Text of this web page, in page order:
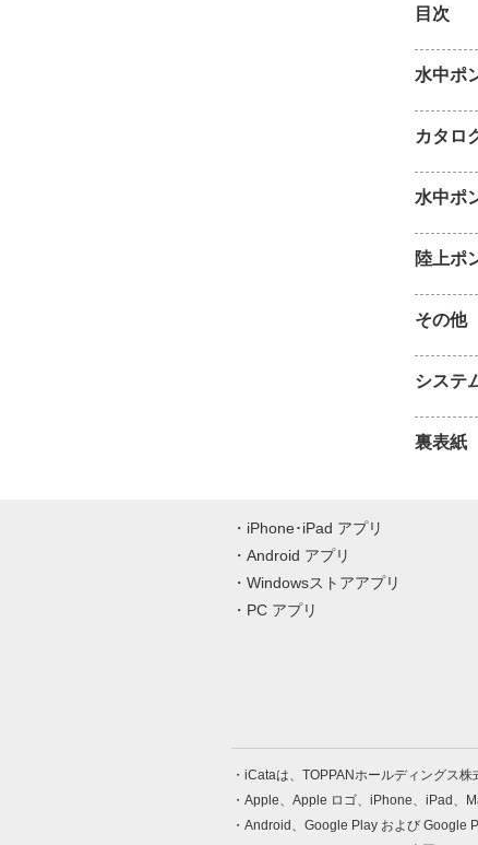
目次
水中ポ
カタロ
水中ポ
陸上ポ
その他
システ
裏表紙
iPhone･iPad アプリ
Android アプリ
Windowsストアアプリ
PC アプリ
iCataは、TOPPANホールディングス株
Apple、Apple ロゴ、iPhone、iPad、
Android、Google Play および Google